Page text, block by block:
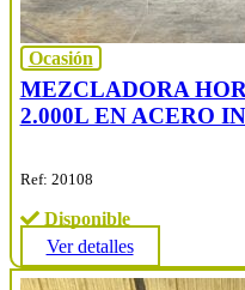
Ocasión
MEZCLADORA
2.000L EN ACERO
Ref: 20108
Disponible
Ver detalles